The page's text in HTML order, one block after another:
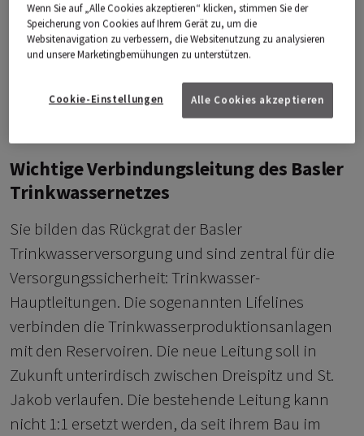
Dreispitz und St. Jakob. Durch Spülbohrungen
kann IWB einen offenen Grabenbau und
Leimgrubenweg und im Gartenbad St. Jakob
werden die Arbeiten sichtbar.
Wichtige Verbindungsleitung des Basler
Trinkwassernetzes
Sie bilden das Rückgrat der Basler
Trinkwasserversorgung und sind zentral für die
Versorgungssicherheit: Trinkwasser-
Hauptleitungen. Die sogenannten Lifelines
verbinden die Trinkwasserproduktionsanlagen
mit den Reservoiren. Die neue Leitung soll in
Zukunft unterirdisch zwischen Dreispitz und St.
Jakob verlaufen. Die bestehende Leitung kann
nicht 1:1 ersetzt werden, da seit ihrem Bau im
Wenn Sie auf „Alle Cookies akzeptieren“ klicken, stimmen Sie der
Speicherung von Cookies auf Ihrem Gerät zu, um die
Websitenavigation zu verbessern, die Websitenutzung zu analysieren
und unsere Marketingbemühungen zu unterstützen.
Alle Cookies akzeptieren
Cookie-Einstellungen